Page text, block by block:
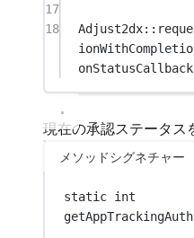
17
18
Adjust2dx::
現在の承認ステータス
メソッドシグネチャー
static int